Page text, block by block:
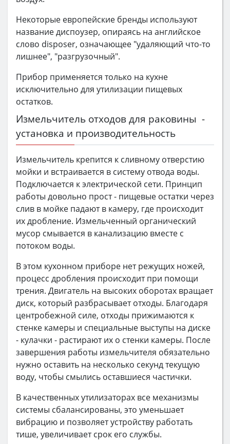
Некоторые европейские бренды используют
название диспоузер, опираясь на английское
слово disposer, означающее "удаляющий что-то
лишнее", "разгрузочный".
Прибор применяется только на кухне
исключительно для утилизации пищевых
остатков.
Измельчитель отходов для раковины -
установка и производительность
Измельчитель крепится к сливному отверстию
мойки и встраивается в систему отвода воды.
Подключается к электрической сети. Принцип
работы довольно прост - пищевые остатки через
слив в мойке падают в камеру, где происходит
их дробление. Измельченный органический
мусор смывается в канализацию вместе с
потоком воды.
В этом кухонном приборе нет режущих ножей,
процесс дробления происходит при помощи
трения. Двигатель на высоких оборотах вращает
диск, который разбрасывает отходы. Благодаря
центробежной силе, отходы прижимаются к
стенке камеры и специальные выступы на диске
- кулачки - растирают их о стенки камеры. После
завершения работы измельчителя обязательно
нужно оставить на несколько секунд текущую
воду, чтобы смылись оставшиеся частички.
В качественных утилизаторах все механизмы
системы сбалансированы, это уменьшает
вибрацию и позволяет устройству работать
тише, увеличивает срок его службы.